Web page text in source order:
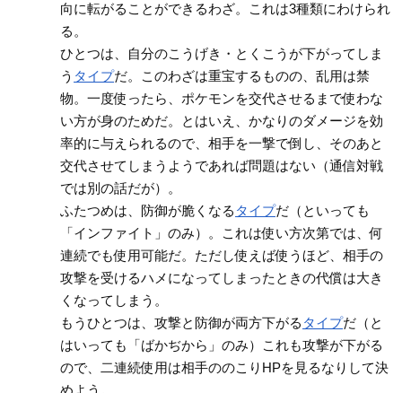
向に転がることができるわざ。これは3種類にわけられ
る。
ひとつは、自分のこうげき・とくこうが下がってしま
う タイプだ。このわざは重宝するものの、乱用は禁
物。一度使ったら、ポケモンを交代させるまで使わな
い方が身のためだ。とはいえ、かなりのダメージを効
率的に与えられるので、相手を一撃で倒し、そのあと
交代させてしまうようであれば問題はない（通信対戦
では別の話だが）。
ふたつめは、防御が脆くなる タイプだ（といっても
「インファイト」のみ）。これは使い方次第では、何
連続でも使用可能だ。ただし使えば使うほど、相手の
攻撃を受けるハメになってしまったときの代償は大き
くなってしまう。
もうひとつは、攻撃と防御が両方下がる タイプだ（と
はいっても「ばかぢから」のみ）これも攻撃が下がる
ので、二連続使用は相手ののこりHPを見るなりして決